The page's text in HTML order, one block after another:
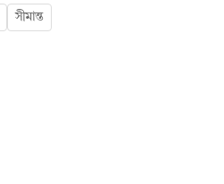
সীমান্ত